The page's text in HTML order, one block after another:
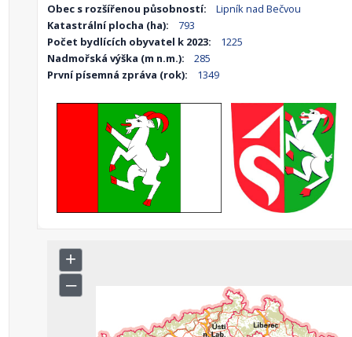
Obec s rozšířenou působností:
Lipník nad Bečvou
Katastrální plocha (ha):
793
Počet bydlících obyvatel k 2023:
1225
Nadmořská výška (m n.m.):
285
První písemná zpráva (rok):
1349